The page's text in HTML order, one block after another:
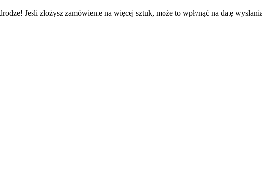
Jeśli złożysz zamówienie na więcej sztuk, może to wpłynąć na datę